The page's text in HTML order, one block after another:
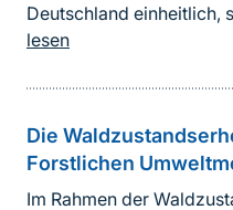
Deutschland einheitlich,
lesen
Die
Forstlichen
Im Rahmen der